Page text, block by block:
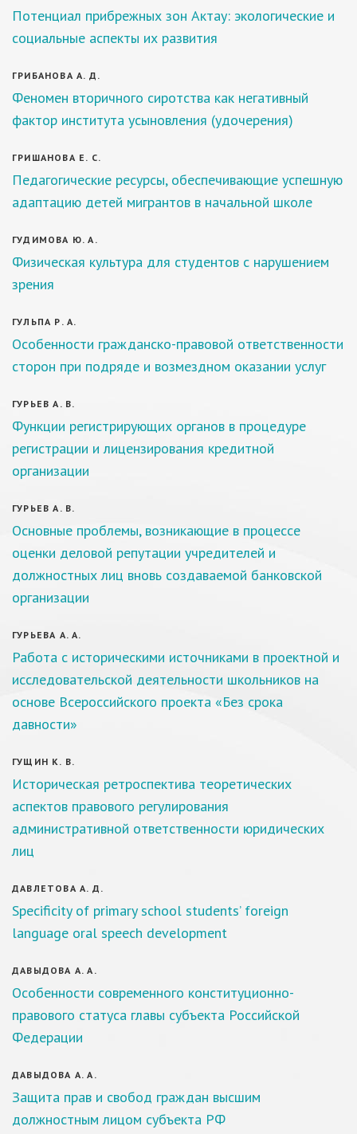
Потенциал прибрежных зон Актау: экологические и
социальные аспекты их развития
ГРИБАНОВА А. Д.
Феномен вторичного сиротства как негативный
фактор института усыновления (удочерения)
ГРИШАНОВА Е. С.
Педагогические ресурсы, обеспечивающие успешную
адаптацию детей мигрантов в начальной школе
ГУДИМОВА Ю. А.
Физическая культура для студентов с нарушением
зрения
ГУЛЬПА Р. А.
Особенности гражданско-правовой ответственности
сторон при подряде и возмездном оказании услуг
ГУРЬЕВ А. В.
Функции регистрирующих органов в процедуре
регистрации и лицензирования кредитной
организации
ГУРЬЕВ А. В.
Основные проблемы, возникающие в процессе
оценки деловой репутации учредителей и
должностных лиц вновь создаваемой банковской
организации
ГУРЬЕВА А. А.
Работа с историческими источниками в проектной и
исследовательской деятельности школьников на
основе Всероссийского проекта «Без срока
давности»
ГУЩИН К. В.
Историческая ретроспектива теоретических
аспектов правового регулирования
административной ответственности юридических
лиц
ДАВЛЕТОВА А. Д.
Specificity of primary school students’ foreign
language oral speech development
ДАВЫДОВА А. А.
Особенности современного конституционно-
правового статуса главы субъекта Российской
Федерации
ДАВЫДОВА А. А.
Защита прав и свобод граждан высшим
должностным лицом субъекта РФ